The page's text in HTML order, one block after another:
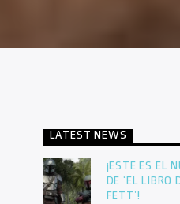
LATEST NEWS
¡ESTE ES EL
DE ‘EL LIBRO
FETT’!